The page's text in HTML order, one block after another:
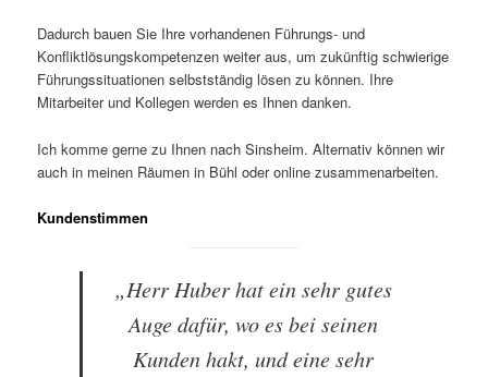
Dadurch bauen Sie Ihre vorhandenen Führungs- und
Konfliktlösungskompetenzen weiter aus, um zukünftig schwierige
Führungssituationen selbstständig lösen zu können. Ihre
Mitarbeiter und Kollegen werden es Ihnen danken.
Ich komme gerne zu Ihnen nach Sinsheim. Alternativ können wir
auch in meinen Räumen in Bühl oder online zusammenarbeiten.
Kundenstimmen
„Herr Huber hat ein sehr gutes
Auge dafür, wo es bei seinen
Kunden hakt, und eine sehr